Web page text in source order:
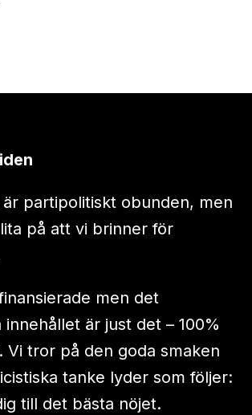
är partipolitiskt obunden, men
på att vi brinner för
men det
innehållet är just det – 100%
Vi tror på den goda smaken
tanke lyder som följer:
till det bästa nöjet.